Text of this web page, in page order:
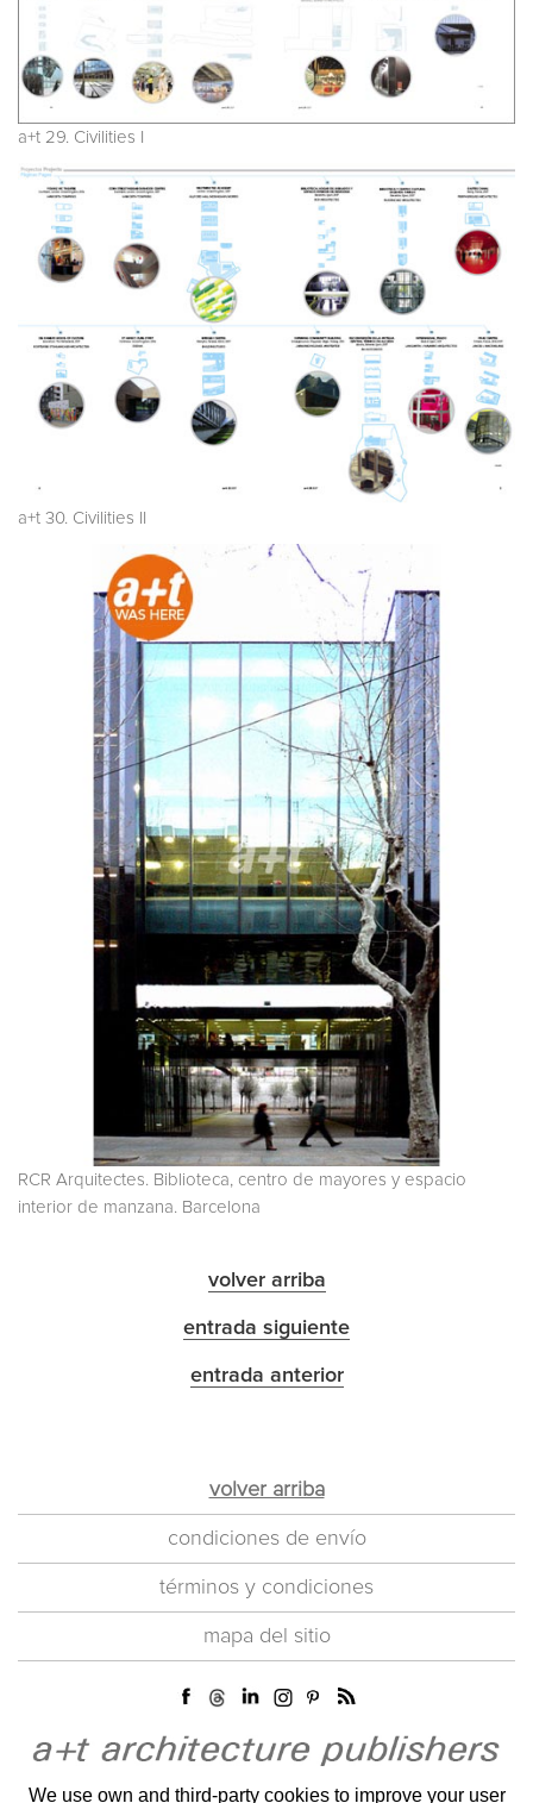
a+t 29. Civilities I
a+t 30. Civilities II
RCR Arquitectes. Biblioteca, centro de mayores y espacio
interior de manzana. Barcelona
volver arriba
entrada siguiente
entrada anterior
volver arriba
condiciones de envío
términos y condiciones
mapa del sitio
We use own and third-party cookies to improve your user